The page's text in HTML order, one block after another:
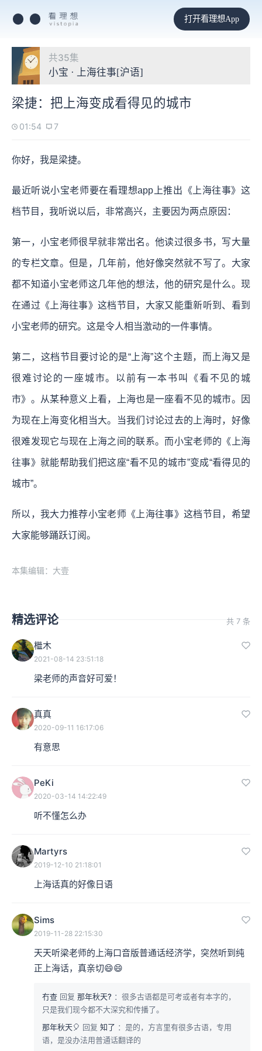
打开看理想App
共35集
小宝 · 上海往事[沪语]
梁捷：把上海变成看得见的城市
01:54 7
你好，我是梁捷。
最近听说小宝老师要在看理想app上推出《上海往事》这
档节目，我听说以后，非常高兴，主要因为两点原因：
第一，小宝老师很早就非常出名。他读过很多书，写大量
的专栏文章。但是，几年前，他好像突然就不写了。大家
都不知道小宝老师这几年他的想法，他的研究是什么。现
在通过《上海往事》这档节目，大家又能重新听到、看到
小宝老师的研究。这是令人相当激动的一件事情。
第二，这档节目要讨论的是“上海”这个主题，而上海又是
很难讨论的一座城市。以前有一本书叫《看不见的城
市》。从某种意义上看，上海也是一座看不见的城市。因
为现在上海变化相当大。当我们讨论过去的上海时，好像
很难发现它与现在上海之间的联系。而小宝老师的《上海
往事》就能帮助我们把这座“看不见的城市”变成“看得见的
城市”。
所以，我大力推荐小宝老师《上海往事》这档节目，希望
大家能够踊跃订阅。
本集编辑：大壹
精选评论 共 7 条
檵木
2021-08-14 23:51:18
梁老师的声音好可爱！
真真
2020-09-11 16:17:06
有意思
PeKi
2020-03-14 14:22:49
听不懂怎么办
Martyrs
2019-12-10 21:18:01
上海话真的好像日语
Sims
2019-11-28 22:15:30
天天听梁老师的上海口音版普通话经济学，突然听到纯
正上海话，真亲切😄😄
冇查 回复 那年秋天? ：很多古语都是可考或者有本字的，
只是我们现今都不大深究和传播了。
那年秋天🎈 回复 知了 ：是的，方言里有很多古语，专用
语，是没办法用普通话翻译的